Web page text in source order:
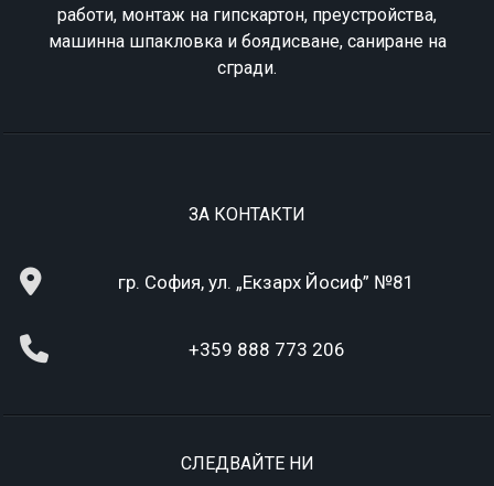
работи, монтаж на гипскартон, преустройства,
машинна шпакловка и боядисване, саниране на
сгради.
ЗА КОНТАКТИ
гр. София, ул. „Екзарх Йосиф” №81
+359 888 773 206
СЛЕДВАЙТЕ НИ